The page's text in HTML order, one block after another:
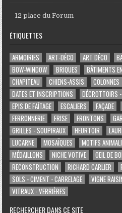
12 place du Forum
ÉTIQUETTES
ARMOIRIES ART-DÉCO ART DÉCO
BOW-WINDOW
BRIQUES
BÂTIMENTS
CHAPITEAU
CHIENS-ASSIS COLONNES
DATES ET INSCRIPTIONS
DÉCROTTOIRS
EPIS DE FAÎTAGE
ESCALIERS FAÇADE
FERRONNERIE
FRISE FRONTONS
GRILLES - SOUPIRAUX
HEURTOIR
LUCARNE
MOSAÏQUES MOTIFS
MÉDAILLONS
NICHE VOTIVE OEIL DE
RECONSTRUCTION
RICHARD CARLIER
SOLS - CIMENT - CARRELAGE
VIGNE
VITRAUX - VERRIÈRES
RECHERCHER DANS CE SITE